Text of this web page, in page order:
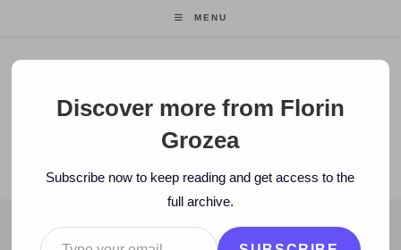
MENU
Florin Grozea
ENTREPRENEUR. FOUNDER/CEO MOCAPP.
Discover more from Florin
Grozea
Subscribe now to keep reading and get access to the
full archive.
Type your email…